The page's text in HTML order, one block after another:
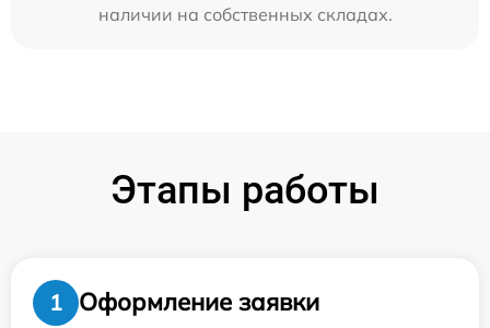
наличии на собственных складах.
Этапы работы
1
Оформление заявки